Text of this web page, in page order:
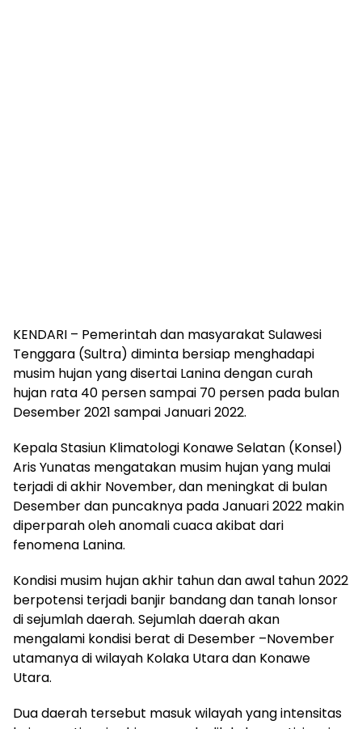
KENDARI – Pemerintah dan masyarakat Sulawesi
Tenggara (Sultra) diminta bersiap menghadapi
musim hujan yang disertai Lanina dengan curah
hujan rata 40 persen sampai 70 persen pada bulan
Desember 2021 sampai Januari 2022.
Kepala Stasiun Klimatologi Konawe Selatan (Konsel)
Aris Yunatas mengatakan musim hujan yang mulai
terjadi di akhir November, dan meningkat di bulan
Desember dan puncaknya pada Januari 2022 makin
diperparah oleh anomali cuaca akibat dari
fenomena Lanina.
Kondisi musim hujan akhir tahun dan awal tahun 2022
berpotensi terjadi banjir bandang dan tanah lonsor
di sejumlah daerah. Sejumlah daerah akan
mengalami kondisi berat di Desember –November
utamanya di wilayah Kolaka Utara dan Konawe
Utara.
Dua daerah tersebut masuk wilayah yang intensitas